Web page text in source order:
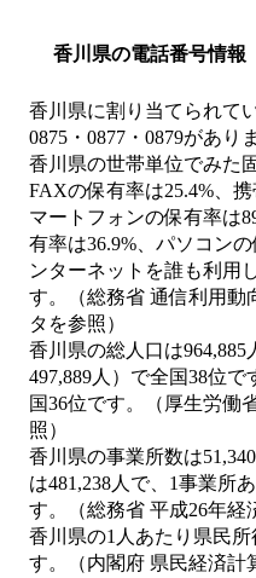
香川県の電話番号情報
香川県に割り当てられて
0875・0877・0879があり
香川県の世帯単位でみた
FAXの保有率は25.4%、
マートフォンの保有率は
有率は36.9%、パソコン
ンターネットを誰も利用
す。（総務省 通信利用動
タを参照）
香川県の総人口は964,885
497,889人）で全国38位で
国36位です。（厚生労働
照）
香川県の事業所数は
は481,238人で、1事業所
す。（総務省 平成26年経
香川県の1人あたり県民
す。（内閣府 県民経済計